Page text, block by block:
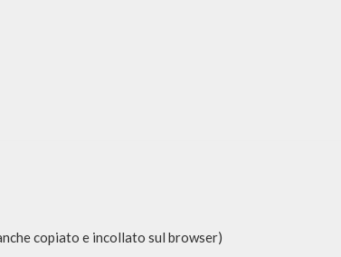
copiato e incollato sul browser)